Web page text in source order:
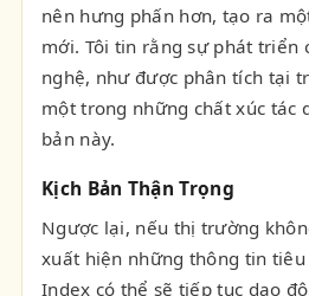
nên hưng phấn hơn, tạo ra
mới. Tôi tin rằng sự phát triển
nghệ, như được phân tích tại
một trong những chất xúc tác
bản này.
Kịch Bản Thận Trọng
Ngược lại, nếu thị trường
xuất hiện những thông tin tiêu
Index có thể sẽ tiếp tục dao